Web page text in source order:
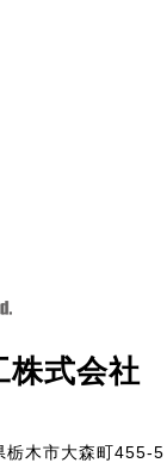
株式会社
木市大森町455-5